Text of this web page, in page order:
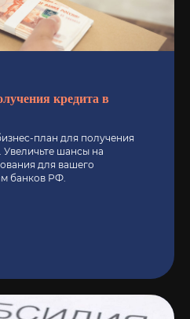
кредита в
план для получения
Увеличьте шансы на
для вашего
банков РФ.